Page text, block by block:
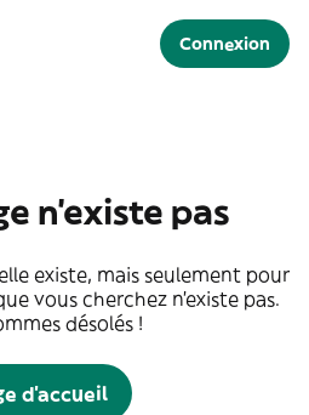
Connexion
n'existe pas
existe, mais seulement pour
vous cherchez n'existe pas.
désolés !
d'accueil